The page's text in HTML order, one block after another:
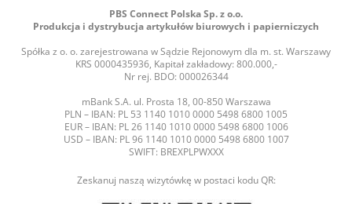
PBS Connect Polska Sp. z o.o.
Produkcja i dystrybucja artykułów biurowych i papierniczych
Spółka z o. o. zarejestrowana w Sądzie Rejonowym dla m. st. Warszawy
KRS 0000435936, Kapitał zakładowy: 800.000,-
Nr rej. BDO: 000026344
mBank S.A. ul. Prosta 18, 00-850 Warszawa
PLN – IBAN: PL 53 1140 1010 0000 5498 6800 1005
EUR – IBAN: PL 26 1140 1010 0000 5498 6800 1006
USD – IBAN: PL 96 1140 1010 0000 5498 6800 1007
SWIFT: BREXPLPWXXX
Zeskanuj naszą wizytówkę w postaci kodu QR: